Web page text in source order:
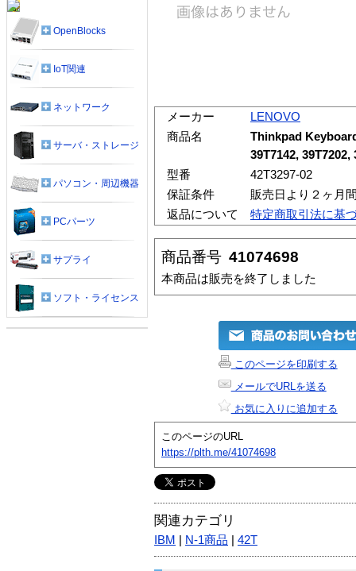
メーカー
LENOVO
商品名
Thinkpad
39T7142, 39T7202,
型番
42T3297-02
保証条件
販売日より２ヶ月
返品について
特定商取引法に基
商品番号 41074698
本商品は販売を終了しました
このページを印刷する
メールでURLを送る
お気に入りに追加する
このページのURL
https://plth.me/41074698
関連カテゴリ
IBM N-1商品 42T
OpenBlocks
IoT関連
ネットワーク
サーバ・ストレージ
パソコン・周辺機器
PCパーツ
サプライ
ソフト・ライセンス